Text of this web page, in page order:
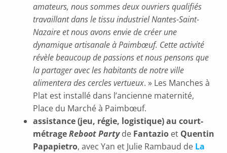
amateurs, nous sommes deux ouvriers qualifiés
travaillant dans le tissu industriel Nantes-Saint-
Nazaire et nous avons envie de créer une
dynamique artisanale à Paimbœuf. Cette activité
révèle beaucoup de passions et nous pensons que
la partager avec les habitants de notre ville
alimentera des cercles vertueux. » Les Manches à
Plat est installé dans l’ancienne maternité,
Place du Marché à Paimbœuf.
assistance (jeu, régie, logistique) au court-
métrageReboot Partyde Fantazio et Quentin
Papapietro, avec Yan et Julie Rambaud de La